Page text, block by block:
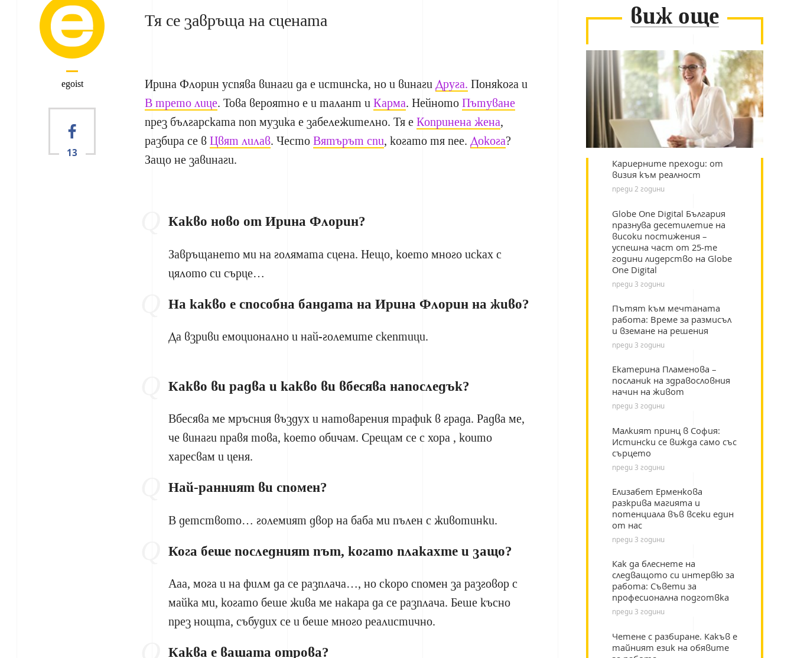
egoist
13
Тя се завръща на сцената
Ирина Флорин успява винаги да е истинска, но и винагиДруга. Понякога и
В трето лице. Това вероятно е и талант иКарма. НейнотоПътуване
през българската поп музика е забележително. Тя еКопринена жена,
разбира се вЦвят лилав. ЧестоВятърът спи, когато тя пее. Докога?
Защо не завинаги.
Какво ново от Ирина Флорин?
Завръщането ми на голямата сцена. Нещо, което много исках с
цялото си сърце…
На какво е способна бандата на Ирина Флорин на живо?
Да взриви емоционално и най-големите скептици.
Какво ви радва и какво ви вбесява напоследък?
Вбесява ме мръсния въздух и натоварения трафик в града. Радва ме,
че винаги правя това, което обичам. Срещам се с хора , които
харесвам и ценя.
Най-ранниятви спомен?
В детството… големият двор на баба ми пълен с животинки.
Кога беше последният път, когато плакахте и защо?
Ааа, мога и на филм да се разплача…, но скоро спомен за разговор с
майка ми, когато беше жива ме накара да се разплача. Беше късно
през нощта, събудих се и беше много реалистично.
Каква е вашата отрова?
виж още
Кариерните преходи: от
визия към реалност
преди 2 години
Globe One Digital България
празнува десетилетие на
високи постижения –
успешна част от 25-те
години лидерство на Globe
One Digital
преди 3 години
Пътят към мечтаната
работа: Време за размисъл
и вземане на решения
преди 3 години
Екатерина Пламенова –
посланик на здравословния
начин на живот
преди 3 години
Малкият принц в София:
Истински се вижда само със
сърцето
преди 3 години
Елизабет Ерменкова
разкрива магията и
потенциала във всеки един
от нас
преди 3 години
Как да блеснете на
следващото си интервю за
работа: Съвети за
професионална подготвка
преди 3 години
Четене с разбиране. Какъв е
тайният език на обявите